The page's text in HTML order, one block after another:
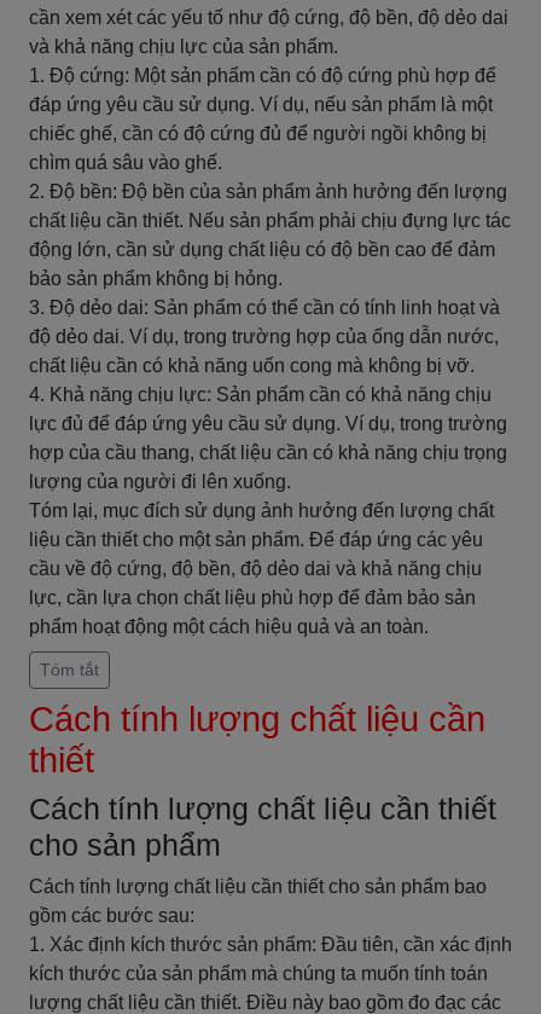
cần xem xét các yếu tố như độ cứng, độ bền, độ dẻo dai
và khả năng chịu lực của sản phẩm.
1. Độ cứng: Một sản phẩm cần có độ cứng phù hợp để
đáp ứng yêu cầu sử dụng. Ví dụ, nếu sản phẩm là một
chiếc ghế, cần có độ cứng đủ để người ngồi không bị
chìm quá sâu vào ghế.
2. Độ bền: Độ bền của sản phẩm ảnh hưởng đến lượng
chất liệu cần thiết. Nếu sản phẩm phải chịu đựng lực tác
động lớn, cần sử dụng chất liệu có độ bền cao để đảm
bảo sản phẩm không bị hỏng.
3. Độ dẻo dai: Sản phẩm có thể cần có tính linh hoạt và
độ dẻo dai. Ví dụ, trong trường hợp của ống dẫn nước,
chất liệu cần có khả năng uốn cong mà không bị vỡ.
4. Khả năng chịu lực: Sản phẩm cần có khả năng chịu
lực đủ để đáp ứng yêu cầu sử dụng. Ví dụ, trong trường
hợp của cầu thang, chất liệu cần có khả năng chịu trọng
lượng của người đi lên xuống.
Tóm lại, mục đích sử dụng ảnh hưởng đến lượng chất
liệu cần thiết cho một sản phẩm. Để đáp ứng các yêu
cầu về độ cứng, độ bền, độ dẻo dai và khả năng chịu
lực, cần lựa chọn chất liệu phù hợp để đảm bảo sản
phẩm hoạt động một cách hiệu quả và an toàn.
Tóm tắt
Cách tính lượng chất liệu cần
thiết
Cách tính lượng chất liệu cần thiết
cho sản phẩm
Cách tính lượng chất liệu cần thiết cho sản phẩm bao
gồm các bước sau:
1. Xác định kích thước sản phẩm: Đầu tiên, cần xác định
kích thước của sản phẩm mà chúng ta muốn tính toán
lượng chất liệu cần thiết. Điều này bao gồm đo đạc các